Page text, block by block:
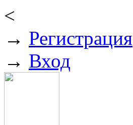
<
→ Регистрация
→ Вход